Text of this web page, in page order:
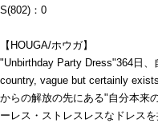
S(802)：0
【HOUGA/ホウガ】
"Unbirthday Party Dress"364日
country, vague but certainly
からの解放の先にある"自分本来
ーレス・ストレスレスなドレス